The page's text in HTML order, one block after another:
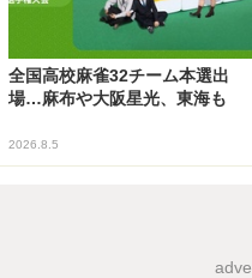
全国高校麻雀32チーム本選出
場…麻布や大阪星光、東海も
2026.8.5